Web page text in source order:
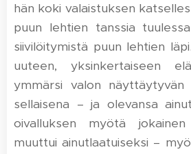
hän koki valaistuksen
puun lehtien tanssia
siivilöitymistä puun lehtien
uuteen, yksinkertaiseen
ymmärsi valon näyttäytyvän
sellaisena – ja olevansa
oivalluksen myötä
muuttui ainutlaatuiseksi –